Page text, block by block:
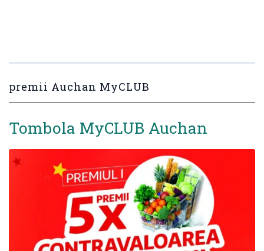
premii Auchan MyCLUB
Tombola MyCLUB Auchan